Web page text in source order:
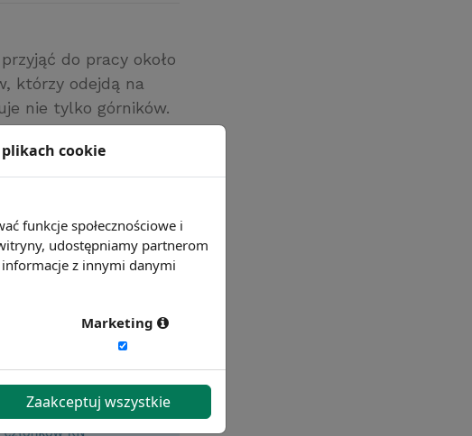
do pracy około
którzy odejdą na
nie tylko górników.
plikach cookie
funkcje społecznościowe i
udostępniamy partnerom
z innymi danymi
Marketing
Zaakceptuj wszystkie